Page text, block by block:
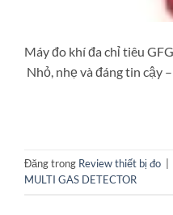
Máy đo khí đa chỉ tiêu
Nhỏ, nhẹ và đáng tin cậy
Đăng trong Review thiết bị đo
MULTI GAS DETECTOR